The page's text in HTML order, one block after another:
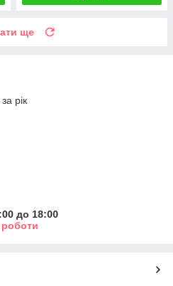
ще
рік
до 18:00
роботи